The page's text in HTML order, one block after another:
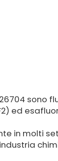
26704
ed
in molti